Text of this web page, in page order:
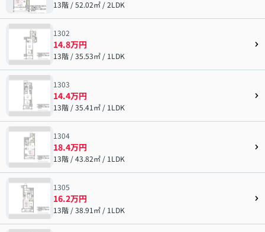
13階 / 52.02㎡ / 2LDK
1302
14.8万円
13階 / 35.53㎡ / 1LDK
1303
14.4万円
13階 / 35.41㎡ / 1LDK
1304
18.4万円
13階 / 43.82㎡ / 1LDK
1305
16.2万円
13階 / 38.91㎡ / 1LDK